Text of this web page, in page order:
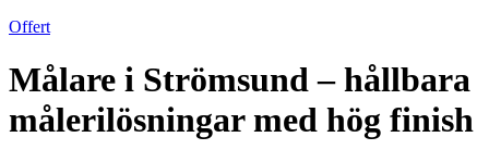
Offert
Målare i Strömsund – hållbara
målerilösningar med hög finish